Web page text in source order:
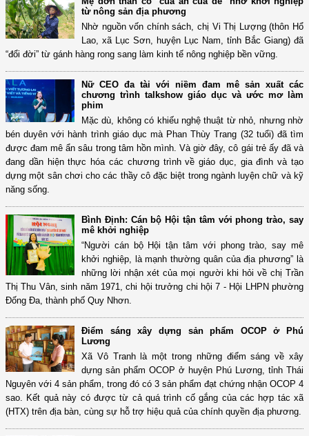
từ nông sản địa phương
Nhờ nguồn vốn chính sách, chị Vi Thị Lượng (thôn Hổ
Lao, xã Lục Sơn, huyện Lục Nam, tỉnh Bắc Giang) đã
“đổi đời” từ gánh hàng rong sang làm kinh tế nông nghiệp bền vững.
Nữ CEO đa tài với niềm đam mê sản xuất các
chương trình talkshow giáo dục và ước mơ làm
phim
Mặc dù, không có khiếu nghệ thuật từ nhỏ, nhưng nhờ
bén duyên với hành trình giáo dục mà Phan Thùy Trang (32 tuổi) đã tìm
được đam mê ẩn sâu trong tâm hồn mình. Và giờ đây, cô gái trẻ ấy đã và
đang dần hiện thực hóa các chương trình về giáo dục, gia đình và tạo
dựng một sân chơi cho các thầy cô đặc biệt trong ngành luyện chữ và kỹ
năng sống.
Bình Định: Cán bộ Hội tận tâm với phong trào, say
mê khởi nghiệp
“Người cán bộ Hội tận tâm với phong trào, say mê
khởi nghiệp, là mạnh thường quân của địa phương” là
những lời nhận xét của mọi người khi hỏi về chị Trần
Thị Thu Vân, sinh năm 1971, chi hội trưởng chi hội 7 - Hội LHPN phường
Đống Đa, thành phố Quy Nhơn.
Điểm sáng xây dựng sản phẩm OCOP ở Phú
Lương
Xã Vô Tranh là một trong những điểm sáng về xây
dựng sản phẩm OCOP ở huyện Phú Lương, tỉnh Thái
Nguyên với 4 sản phẩm, trong đó có 3 sản phẩm đạt chứng nhận OCOP 4
sao. Kết quả này có được từ cả quá trình cố gắng của các hợp tác xã
(HTX) trên địa bàn, cùng sự hỗ trợ hiệu quả của chính quyền địa phương.